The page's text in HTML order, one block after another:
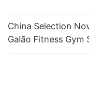
China Selection
Galão Fitness Gym
motivacional de